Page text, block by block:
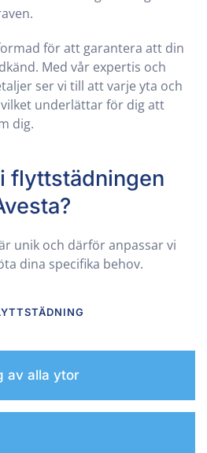
för att garantera att din
Med vår expertis och
ser vi till att varje yta och
underlättar för dig att
dig.
flyttstädningen
?
unik och därför anpassar vi
dina specifika behov.
av alla ytor